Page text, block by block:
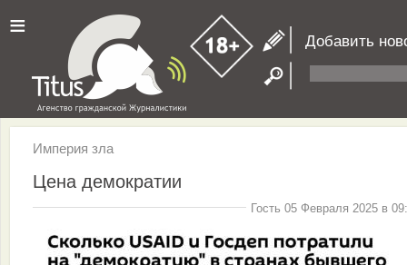
≡ Добавить
Империя зла
Цена демократии
Гость 05 Февраля 2025 в